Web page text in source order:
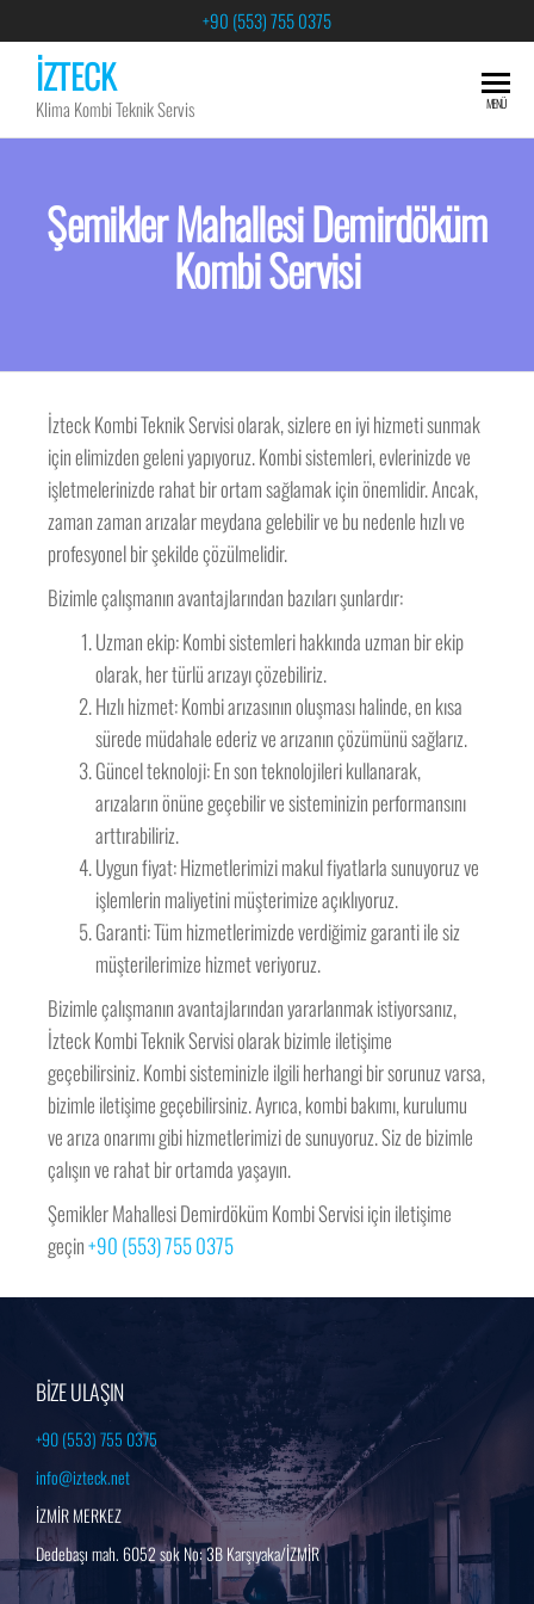
+90 (553) 755 0375
İZTECK
Klima Kombi Teknik Servis MENÜ
Şemikler Mahallesi Demirdöküm
Kombi Servisi
İzteck Kombi Teknik Servisi olarak, sizlere en iyi hizmeti sunmak
için elimizden geleni yapıyoruz. Kombi sistemleri, evlerinizde ve
işletmelerinizde rahat bir ortam sağlamak için önemlidir. Ancak,
zaman zaman arızalar meydana gelebilir ve bu nedenle hızlı ve
profesyonel bir şekilde çözülmelidir.
Bizimle çalışmanın avantajlarından bazıları şunlardır:
Uzman ekip: Kombi sistemleri hakkında uzman bir ekip
olarak, her türlü arızayı çözebiliriz.
Hızlı hizmet: Kombi arızasının oluşması halinde, en kısa
sürede müdahale ederiz ve arızanın çözümünü sağlarız.
Güncel teknoloji: En son teknolojileri kullanarak,
arızaların önüne geçebilir ve sisteminizin performansını
arttırabiliriz.
Uygun fiyat: Hizmetlerimizi makul fiyatlarla sunuyoruz ve
işlemlerin maliyetini müşterimize açıklıyoruz.
Garanti: Tüm hizmetlerimizde verdiğimiz garanti ile siz
müşterilerimize hizmet veriyoruz.
Bizimle çalışmanın avantajlarından yararlanmak istiyorsanız,
İzteck Kombi Teknik Servisi olarak bizimle iletişime
geçebilirsiniz. Kombi sisteminizle ilgili herhangi bir sorunuz varsa,
bizimle iletişime geçebilirsiniz. Ayrıca, kombi bakımı, kurulumu
ve arıza onarımı gibi hizmetlerimizi de sunuyoruz. Siz de bizimle
çalışın ve rahat bir ortamda yaşayın.
Şemikler Mahallesi Demirdöküm Kombi Servisi için iletişime
geçin+90 (553) 755 0375
BİZE ULAŞIN
+90 (553) 755 0375
info@izteck.net
İZMİR MERKEZ
Dedebaşı mah. 6052 sok No: 3B Karşıyaka/İZMİR